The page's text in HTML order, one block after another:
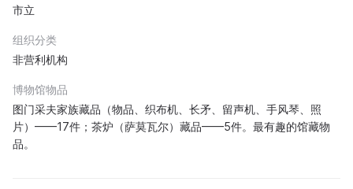
市立
组织分类
非营利机构
博物馆物品
图门采夫家族藏品（物品、织布机、长矛、留声机、手风琴、照
片）——17件；茶炉（萨莫瓦尔）藏品——5件。最有趣的馆藏物
品。